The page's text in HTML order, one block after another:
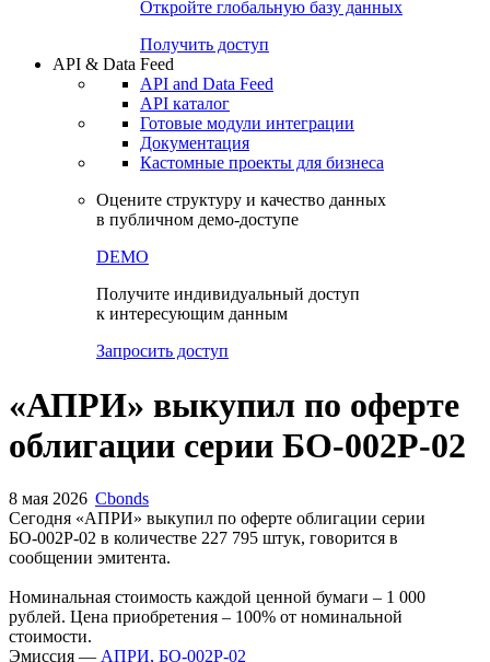
Проверка контрагента
Попробуйте7-дневный
Откройте глобальную базу данных
Получить доступ
API & Data Feed
API and Data Feed
Готовые модули интеграции
Документация
в публичном демо-доступе
Запросить доступ
облигации серии БО-002P-02
Сегодня «АПРИ» выкупил по оферте облигации серии
БО-002P-02 в количестве 227 795 штук, говорится в
сообщении эмитента.